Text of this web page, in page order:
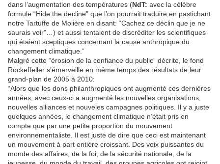
dans l’augmentation des températures (NdT: avec la célèbre
formule “Hide the decline” que l’on pourrait traduire en pastichant
notre Tartuffe de Molière en disant: “Cachez ce déclin que je ne
saurais voir”…) et aussi tentaient de discréditer les scientifiques
qui étaient sceptiques concernant la cause anthropique du
changement climatique.”
Malgré cette “érosion de la confiance du public” décrite, le fond
Rockeffeller s’émerveille en même temps des résultats de leur
grand-plan de 2005 à 2010:
“Alors que les dons philanthropiques ont augmenté ces dernières
années, avec ceux-ci a augmenté les nouvelles organisations,
nouvelles alliances et nouveles campagnes politiques. Il y a juste
quelques années, le changement climatique n’était pris en
compte que par une petite proportion du mouvement
environnementaliste. Il est juste de dire que ceci est maintenant
un mouvement à part entière croissant. Des voix puissantes du
monde des affaires, de la foi, de la sécurité nationale, de la